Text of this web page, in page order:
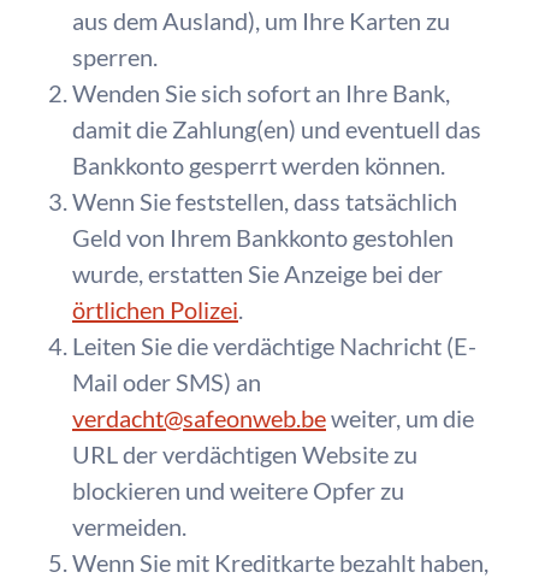
aus dem Ausland), um Ihre Karten zu
sperren.
Wenden Sie sich sofort an Ihre Bank,
damit die Zahlung(en) und eventuell das
Bankkonto gesperrt werden können.
Wenn Sie feststellen, dass tatsächlich
Geld von Ihrem Bankkonto gestohlen
wurde, erstatten Sie Anzeige bei der
örtlichen Polizei.
Leiten Sie die verdächtige Nachricht (E-
Mail oder SMS) an
verdacht@safeonweb.beweiter, um die
URL der verdächtigen Website zu
blockieren und weitere Opfer zu
vermeiden.
Wenn Sie mit Kreditkarte bezahlt haben,